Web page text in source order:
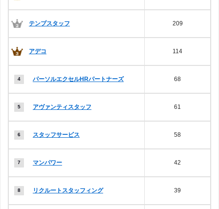
テンプスタッフ 209
アデコ 114
パーソルエクセルHRパートナーズ 68
アヴァンティスタッフ 61
スタッフサービス 58
マンパワー 42
リクルートスタッフィング 39